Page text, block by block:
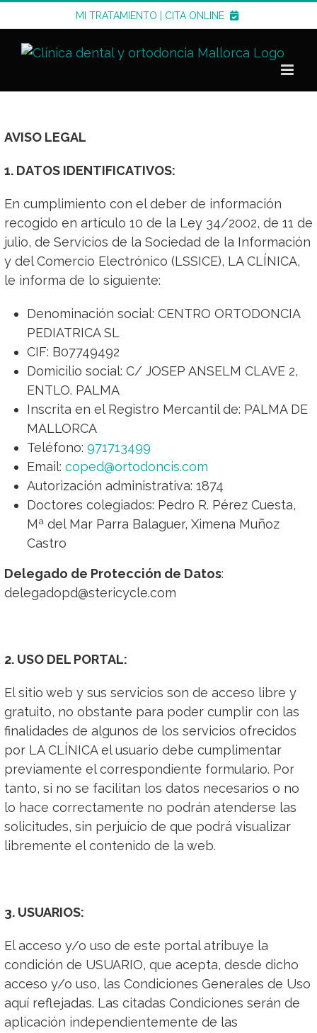
a
n
e
n
MI TRATAMIENTO CITA ONLINE
AVISO LEGAL
1. DATOS IDENTIFICATIVOS:
En cumplimiento con el deber de información
recogido en artículo 10 de la Ley 34/2002, de 11 de
julio, de Servicios de la Sociedad de la Información
y del Comercio Electrónico (LSSICE), LA CLÍNICA,
le informa de lo siguiente:
Denominación social: CENTRO ORTODONCIA
PEDIATRICA SL
CIF: B07749492
Domicilio social: C/ JOSEP ANSELM CLAVE 2,
ENTLO. PALMA
Inscrita en el Registro Mercantil de: PALMA DE
MALLORCA
Teléfono: 971713499
Email: coped@ortodoncis.com
Autorización administrativa: 1874
Doctores colegiados: Pedro R. Pérez Cuesta,
Mª del Mar Parra Balaguer, Ximena Muñoz
Castro
Delegado de Protección de Datos:
delegadopd@stericycle.com
2. USO DEL PORTAL:
El sitio web y sus servicios son de acceso libre y
gratuito, no obstante para poder cumplir con las
finalidades de algunos de los servicios ofrecidos
por LA CLÍNICA el usuario debe cumplimentar
previamente el correspondiente formulario. Por
tanto, si no se facilitan los datos necesarios o no
lo hace correctamente no podrán atenderse las
solicitudes, sin perjuicio de que podrá visualizar
libremente el contenido de la web.
3. USUARIOS:
El acceso y/o uso de este portal atribuye la
condición de USUARIO, que acepta, desde dicho
acceso y/o uso, las Condiciones Generales de Uso
aquí reflejadas. Las citadas Condiciones serán de
aplicación independientemente de las